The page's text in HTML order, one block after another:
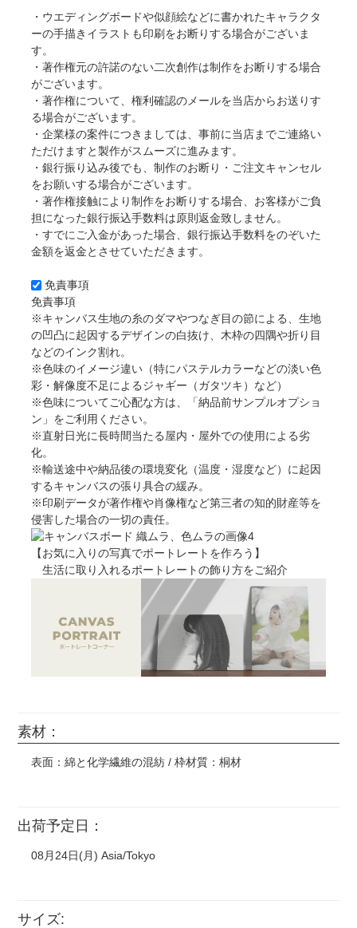
・ウエディングボードや似顔絵などに書かれたキャラクタ
ーの手描きイラストも印刷をお断りする場合がございま
す。
・著作権元の許諾のない二次創作は制作をお断りする場合
がございます。
・著作権について、権利確認のメールを当店からお送りす
る場合がございます。
・企業様の案件につきましては、事前に当店までご連絡い
ただけますと製作がスムーズに進みます。
・銀行振り込み後でも、制作のお断り・ご注文キャンセル
をお願いする場合がございます。
・著作権接触により制作をお断りする場合、お客様がご負
担になった銀行振込手数料は原則返金致しません。
・すでにご入金があった場合、銀行振込手数料をのぞいた
金額を返金とさせていただきます。
免責事項
免責事項
※キャンバス生地の糸のダマやつなぎ目の節による、生地
の凹凸に起因するデザインの白抜け、木枠の四隅や折り目
などのインク割れ。
※色味のイメージ違い（特にパステルカラーなどの淡い色
彩・解像度不足によるジャギー（ガタツキ）など）
※色味についてご心配な方は、「納品前サンプルオプショ
ン」をご利用ください。
※直射日光に長時間当たる屋内・屋外での使用による劣
化。
※輸送途中や納品後の環境変化（温度・湿度など）に起因
するキャンバスの張り具合の緩み。
※印刷データが著作権や肖像権など第三者の知的財産等を
侵害した場合の一切の責任。
【お気に入りの写真でポートレートを作ろう】
生活に取り入れるポートレートの飾り方をご紹介
素材：
表面：綿と化学繊維の混紡 / 枠材質：桐材
出荷予定日：
08月24日(月) Asia/Tokyo
サイズ: